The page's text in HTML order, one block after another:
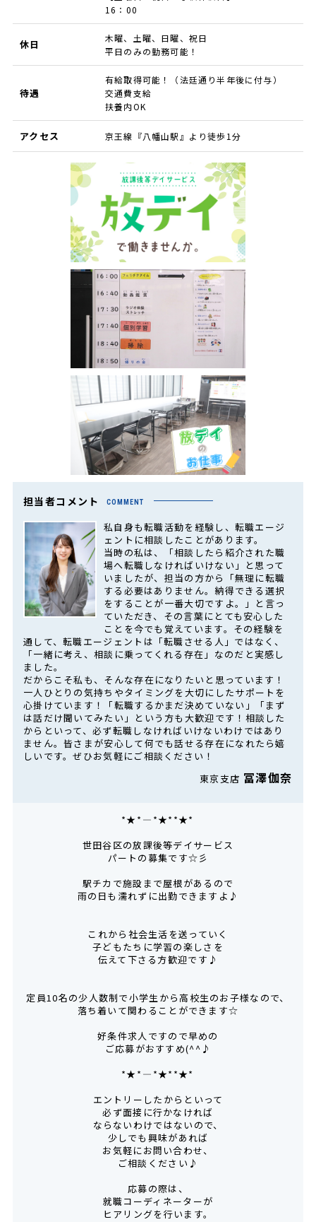
16：00
休日
木曜、土曜、日曜、祝日
平日のみの勤務可能！
待遇
有給取得可能！（法廷通り半年後に付与）
交通費支給
扶養内OK
アクセス 京王線『八幡山駅』より徒歩1分
担当者コメント COMMENT
私自身も転職活動を経験し、転職エージ
ェントに相談したことがあります。
当時の私は、「相談したら紹介された職
場へ転職しなければいけない」と思って
いましたが、担当の方から「無理に転職
する必要はありません。納得できる選択
をすることが一番大切ですよ。」と言っ
ていただき、その言葉にとても安心した
ことを今でも覚えています。その経験を
通して、転職エージェントは「転職させる人」ではなく、
「一緒に考え、相談に乗ってくれる存在」なのだと実感し
ました。
だからこそ私も、そんな存在になりたいと思っています！
一人ひとりの気持ちやタイミングを大切にしたサポートを
心掛けています！「転職するかまだ決めていない」「まず
は話だけ聞いてみたい」という方も大歓迎です！相談した
からといって、必ず転職しなければいけないわけではあり
ません。皆さまが安心して何でも話せる存在になれたら嬉
しいです。ぜひお気軽にご相談ください！
東京支店 冨澤伽奈
*★*――――*★**★*―――
世田谷区の放課後等デイサービス
パートの募集です☆彡
駅チカで施設まで屋根があるので
雨の日も濡れずに出勤できますよ♪
これから社会生活を送っていく
子どもたちに学習の楽しさを
伝えて下さる方歓迎です♪
定員10名の少人数制で小学生から高校生のお子様なので、
落ち着いて関わることができます☆
好条件求人ですので早めの
ご応募がおすすめ(^^♪
*★*――――*★**★*―――
エントリーしたからといって
必ず面接に行かなければ
ならないわけではないので、
少しでも興味があれば
お気軽にお問い合わせ、
ご相談ください♪
応募の際は、
就職コーディネーターが
ヒアリングを行います。